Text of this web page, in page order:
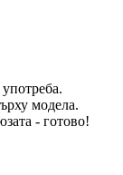
модела.
- готово!